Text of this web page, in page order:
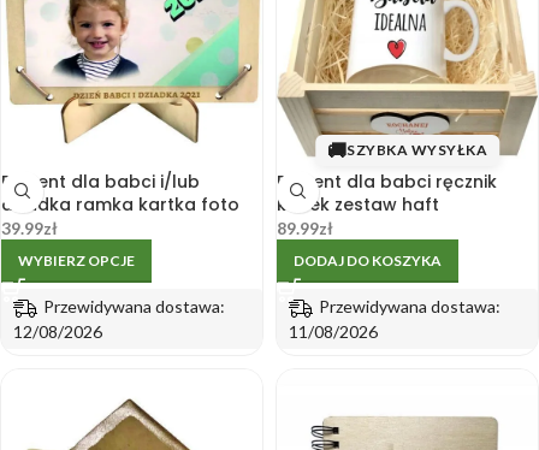
Prezent dla babci i/lub
dziadka ramka kartka foto
39.99zł
WYBIERZ OPCJE
Przewidywana dostawa:
12/08/2026
🚚SZYBKA WYSYŁKA
Prezent dla babci ręcznik
kubek zestaw haft
89.99zł
DODAJ DO KOSZYKA
Przewidywana dostawa:
11/08/2026